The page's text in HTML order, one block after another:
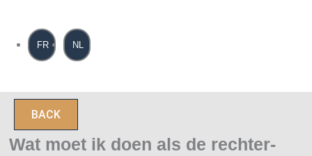
inhoud
FR NL
BACK
Wat moet ik doen als de rechter-